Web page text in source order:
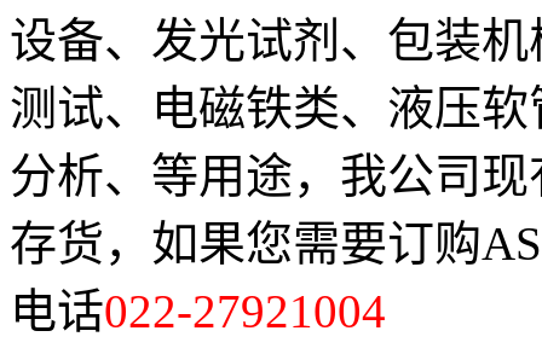
设备、发光试剂、包装
测试、电磁铁类、液压
分析、等用途，我公司
存货，如果您需要订购
电话022-27921004